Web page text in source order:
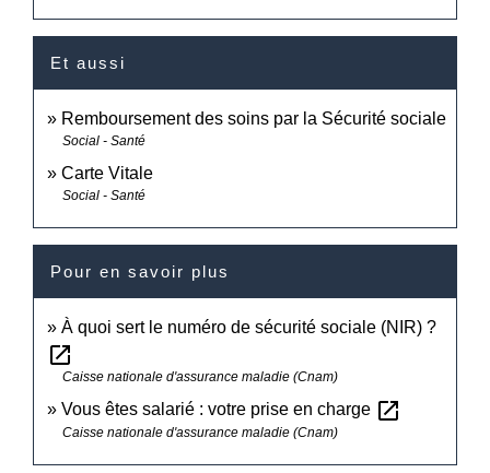
Et aussi
Remboursement des soins par la Sécurité sociale
Social - Santé
Carte Vitale
Social - Santé
Pour en savoir plus
À quoi sert le numéro de sécurité sociale (NIR) ?
open_in_new
Caisse nationale d'assurance maladie (Cnam)
Vous êtes salarié : votre prise en charge open_in_new
Caisse nationale d'assurance maladie (Cnam)